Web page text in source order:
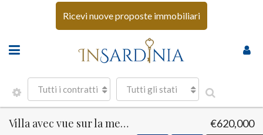
Ricevi nuove proposte immobiliari
Tutti i contratti Tutti gli stati
Villa avec vue sur la mer en Costa Smeralda €620,000